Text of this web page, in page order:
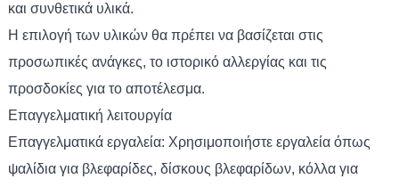
και συνθετικά υλικά.
Η επιλογή των υλικών θα πρέπει να βασίζεται στις
προσωπικές ανάγκες, το ιστορικό αλλεργίας και τις
προσδοκίες για το αποτέλεσμα.
Επαγγελματική λειτουργία
Επαγγελματικά εργαλεία: Χρησιμοποιήστε εργαλεία όπως
ψαλίδια για βλεφαρίδες, δίσκους βλεφαρίδων, κόλλα για